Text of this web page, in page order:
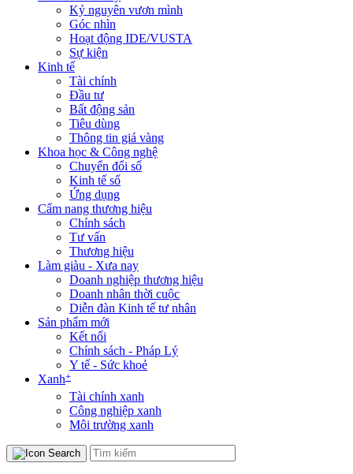
Kỷ nguyên vươn mình
Góc nhìn
Hoạt động IDE/VUSTA
Sự kiện
Kinh tế
Tài chính
Đầu tư
Bất động sản
Tiêu dùng
Thông tin giá vàng
Khoa học & Công nghệ
Chuyển đổi số
Kinh tế số
Ứng dụng
Cẩm nang thương hiệu
Chính sách
Tư vấn
Thương hiệu
Làm giàu - Xưa nay
Doanh nghiệp thương hiệu
Doanh nhân thời cuộc
Diễn đàn Kinh tế tư nhân
Sản phẩm mới
Kết nối
Chính sách - Pháp Lý
Y tế - Sức khoẻ
Xanh+
Tài chính xanh
Công nghiệp xanh
Môi trường xanh